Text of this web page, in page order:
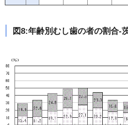
図8:年齢別むし歯の者の割合-